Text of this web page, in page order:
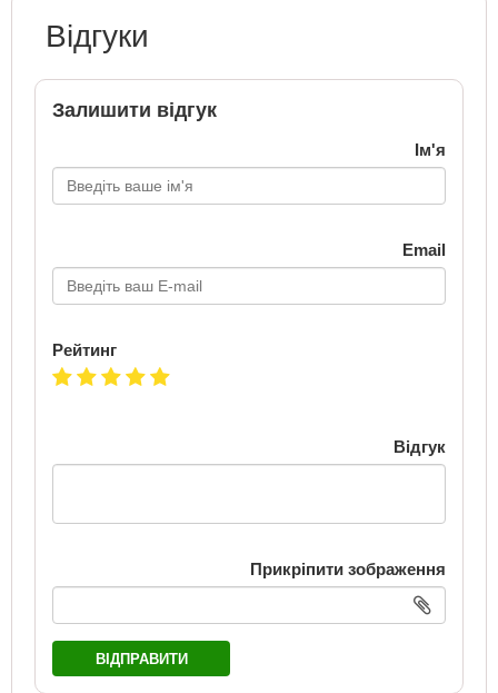
Відгуки
Залишити відгук
Ім'я
Email
Рейтинг
Відгук
Прикріпити зображення
ВІДПРАВИТИ